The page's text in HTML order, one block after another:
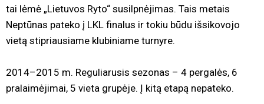
tai lėmė „Lietuvos Ryto“ susilpnėjimas. Tais metais
Neptūnas pateko į LKL finalus ir tokiu būdu išsikovojo
vietą stipriausiame klubiniame turnyre.
2014–2015 m. Reguliarusis sezonas – 4 pergalės, 6
pralaimėjimai, 5 vieta grupėje. Į kitą etapą nepateko.